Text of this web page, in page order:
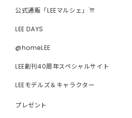
公式通販「LEEマルシェ」
LEE DAYS
@homeLEE
LEE創刊40周年スペシャルサイト
LEEモデルズ＆キャラクター
プレゼント